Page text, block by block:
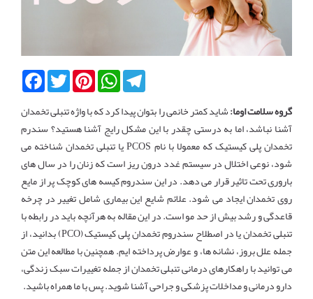
FacebookTwitterPinterestWhatsAppTelegram
گروه سلامت اوما:شاید کمتر خانمی را بتوان پیدا کرد که با واژه تنبلی تخمدان
آشنا نباشد، اما به درستی چقدر با این مشکل رایج آشنا هستید؟ سندرم
تخمدان پلی کیستیک که معمولا با نام PCOS یا تنبلی تخمدان شناخته می
شود، نوعی اختلال در سیستم غدد درون ریز است که زنان را در سال های
باروری تحت تاثیر قرار می دهد. در این سندروم کیسه های کوچک پر از مایع
روی تخمدان ایجاد می شود. علائم شایع این بیماری شامل تغییر در چرخه
قاعدگی و رشد بیش از حد مو است. در این مقاله به هرآنچه باید در رابطه با
تنبلی تخمدان یا در اصطلاح سندروم تخمدان پلی کیستیک (PCO) بدانید، از
جمله علل بروز، نشانه ها، و عوارض پرداخته ایم. همچنین با مطالعه این متن
می توانید با راهکارهای درمانی تنبلی تخمدان از جمله تغییرات سبک زندگی،
دارو درمانی و مداخلات پزشکی و جراحی آشنا شوید. پس با ما همراه باشید.